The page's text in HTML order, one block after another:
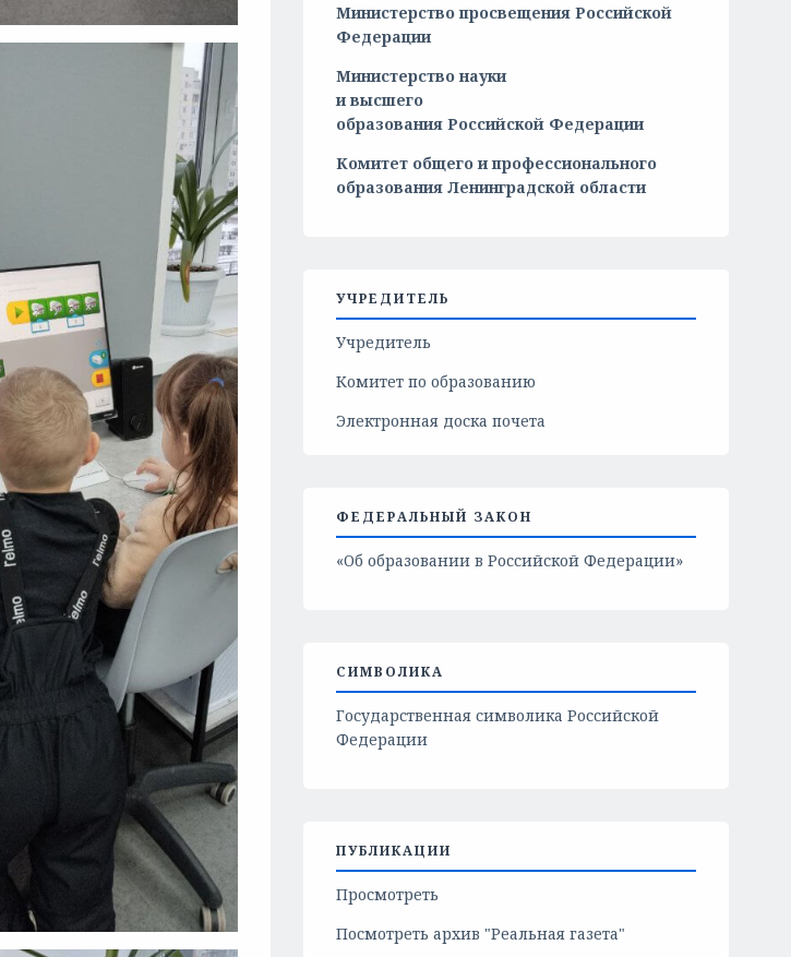
Министерство просвещения Российской
Федерации
Министерство науки
и высшего
образования Российской Федерации
Комитет общего и профессионального
образования Ленинградской области
УЧРЕДИТЕЛЬ
Учредитель
Комитет по образованию
Электронная доска почета
ФЕДЕРАЛЬНЫЙ ЗАКОН
«Об образовании в Российской Федерации»
СИМВОЛИКА
Государственная символика Российской
Федерации
ПУБЛИКАЦИИ
Просмотреть
Посмотреть архив "Реальная газета"